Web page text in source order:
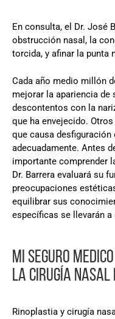
En consulta, el Dr. José
obstrucción nasal, la
torcida, y afinar la punta
Cada año medio millón
mejorar la apariencia de
descontentos con la
que ha envejecido.
que causa
adecuadamente. Antes
importante comprender
Dr. Barrera evaluará su
preocupaciones
equilibrar sus
específicas se llevarán a
MI SEGURO
LA CIRUGÍA
Rinoplastia y cirugía